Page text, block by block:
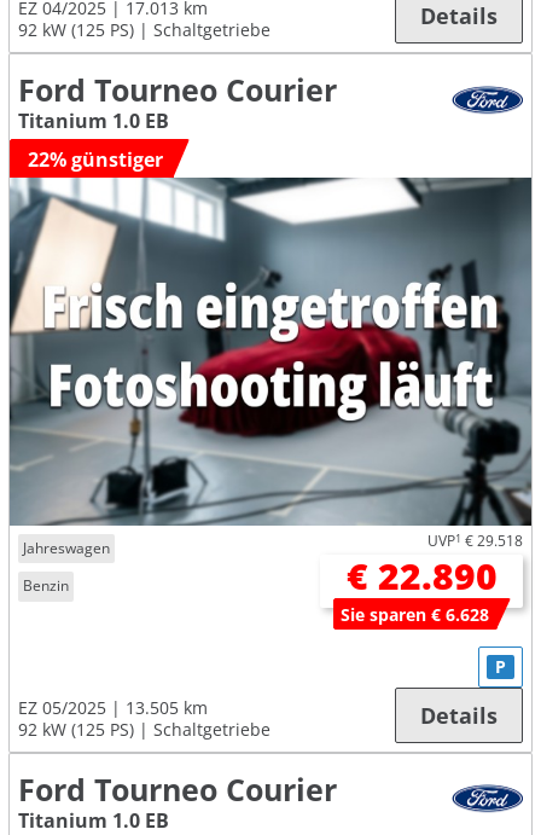
EZ 04/2025
17.013 km
92 kW (125 PS)
Schaltgetriebe Details
Ford Tourneo Courier
Titanium 1.0 EB
22% günstiger
Jahreswagen
Benzin
UVP1 € 29.518
€ 22.890
Sie sparen € 6.628
EZ 05/2025
13.505 km
92 kW (125 PS)
Schaltgetriebe
P
Details
Ford Tourneo Courier
Titanium 1.0 EB